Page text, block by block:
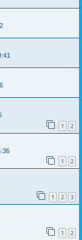
1 2
1 2
1 2 3
1 2